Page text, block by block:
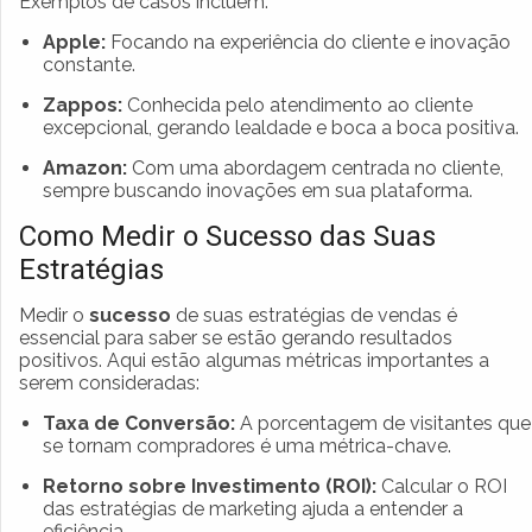
Apple: Focando na experiência do cliente e inovação
constante.
Zappos: Conhecida pelo atendimento ao cliente
excepcional, gerando lealdade e boca a boca positiva.
Amazon: Com uma abordagem centrada no cliente,
sempre buscando inovações em sua plataforma.
Como Medir o Sucesso das Suas
Estratégias
Medir o sucesso de suas estratégias de vendas é
essencial para saber se estão gerando resultados
positivos. Aqui estão algumas métricas importantes a
serem consideradas:
Taxa de Conversão: A porcentagem de visitantes que
se tornam compradores é uma métrica-chave.
Retorno sobre Investimento (ROI): Calcular o ROI
das estratégias de marketing ajuda a entender a